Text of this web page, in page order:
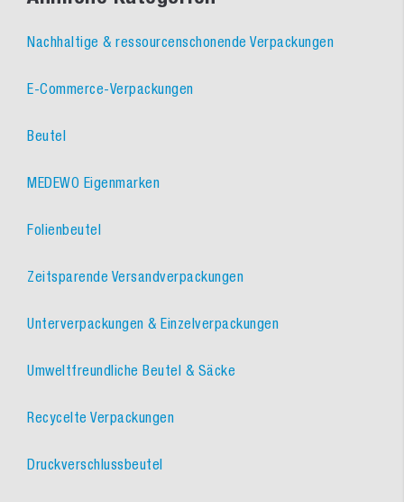
Nachhaltige & ressourcenschonende Verpackungen
E-Commerce-Verpackungen
Beutel
MEDEWO Eigenmarken
Folienbeutel
Zeitsparende Versandverpackungen
Unterverpackungen & Einzelverpackungen
Umweltfreundliche Beutel & Säcke
Recycelte Verpackungen
Druckverschlussbeutel